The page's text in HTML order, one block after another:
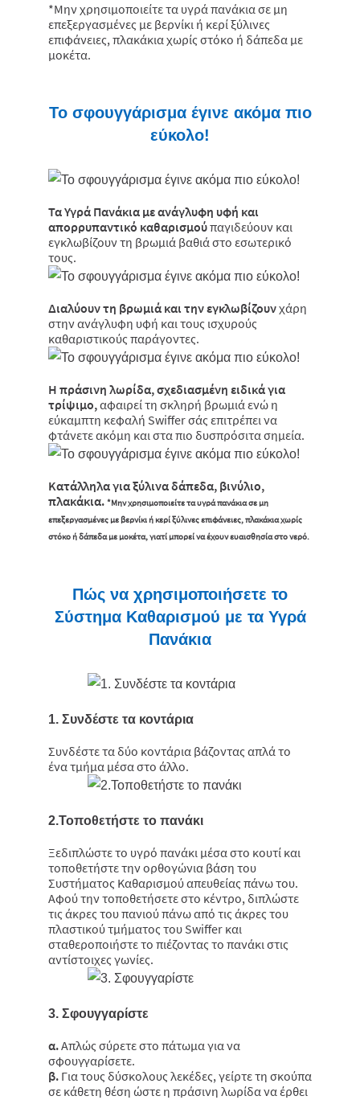
*Μην χρησιμοποιείτε τα υγρά πανάκια σε μη
επεξεργασμένες με βερνίκι ή κερί ξύλινες
επιφάνειες, πλακάκια χωρίς στόκο ή δάπεδα με
μοκέτα.
Το σφουγγάρισμα έγινε ακόμα πιο
εύκολο!
Τα Υγρά Πανάκια με ανάγλυφη υφή και
απορρυπαντικό καθαρισμούπαγιδεύουν και
εγκλωβίζουν τη βρωμιά βαθιά στο εσωτερικό
τους.
Διαλύουν τη βρωμιά και την εγκλωβίζουνχάρη
στην ανάγλυφη υφή και τους ισχυρούς
καθαριστικούς παράγοντες.
Η πράσινη λωρίδα, σχεδιασμένη ειδικά για
τρίψιμο,αφαιρεί τη σκληρή βρωμιά ενώ η
εύκαμπτη κεφαλή Swiffer σάς επιτρέπει να
φτάνετε ακόμη και στα πιο δυσπρόσιτα σημεία.
Κατάλληλα για ξύλινα δάπεδα, βινύλιο,
πλακάκια. *Μην χρησιμοποιείτε τα υγρά πανάκια σε μη
επεξεργασμένες με βερνίκι ή κερί ξύλινες επιφάνειες, πλακάκια χωρίς
στόκο ή δάπεδα με μοκέτα, γιατί μπορεί να έχουν ευαισθησία στο νερό.
Πώς να χρησιμοποιήσετε το
Σύστημα Καθαρισμού με τα Υγρά
Πανάκια
1. Συνδέστε τα κοντάρια
Συνδέστε τα δύο κοντάρια βάζοντας απλά το
ένα τμήμα μέσα στο άλλο.
2.Τοποθετήστε το πανάκι
Ξεδιπλώστε το υγρό πανάκι μέσα στο κουτί και
τοποθετήστε την ορθογώνια βάση του
Συστήματος Καθαρισμού απευθείας πάνω του.
Αφού την τοποθετήσετε στο κέντρο, διπλώστε
τις άκρες του πανιού πάνω από τις άκρες του
πλαστικού τμήματος του Swiffer και
σταθεροποιήστε το πιέζοντας το πανάκι στις
αντίστοιχες γωνίες.
3. Σφουγγαρίστε
α.Απλώς σύρετε στο πάτωμα για να
σφουγγαρίσετε.
β. Για τους δύσκολους λεκέδες, γείρτε τη σκούπα
σε κάθετη θέση ώστε η πράσινη λωρίδα να έρθει